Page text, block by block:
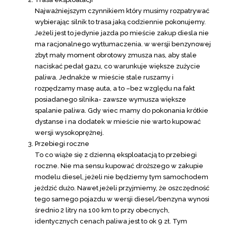
Najważniejszym czynnikiem który musimy rozpatrywać
wybierając silnik to trasa jaką codziennie pokonujemy.
Jeżeli jest to jedynie jazda po mieście zakup diesla nie
ma racjonalnego wytłumaczenia. w wersji benzynowej
zbyt mały moment obrotowy zmusza nas, aby stale
naciskać pedał gazu, co warunkuje większe zużycie
paliwa. Jednakże w mieście stale ruszamy i
rozpędzamy masę auta, a to –bez względu na fakt
posiadanego silnika- zawsze wymusza większe
spalanie paliwa. Gdy wiec mamy do pokonania krótkie
dystanse i na dodatek w mieście nie warto kupować
wersji wysokoprężnej.
Przebiegi roczne
To co wiąże się z dzienną eksploatacją to przebiegi
roczne. Nie ma sensu kupować droższego w zakupie
modelu diesel, jeżeli nie będziemy tym samochodem
jeździć dużo. Nawet jeżeli przyjmiemy, że oszczędność
tego samego pojazdu w wersji diesel/benzyna wynosi
średnio 2 litry na 100 km to przy obecnych,
identycznych cenach paliwa jest to ok 9 zł. Tym